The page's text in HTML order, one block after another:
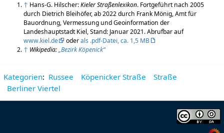
↑ Hans-G. Hilscher:Kieler Straßenlexikon. Fortgeführt nach 2005
durch Dietrich Bleihöfer, ab 2022 durch Frank Mönig, Amt für
Bauordnung, Vermessung und Geoinformation der
Landeshauptstadt Kiel, Stand: Januar 2021. Abrufbar auf
www.kiel.de
oderals .pdf-Datei, ca. 1,5 MB
↑ Wikipedia:„Bezirk Köpenick“
Kategorien: Russee Köpenicker Straße
Straße
Berliner Viertel